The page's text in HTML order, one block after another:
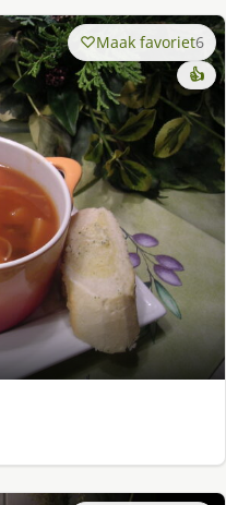
Maak favoriet6
👍